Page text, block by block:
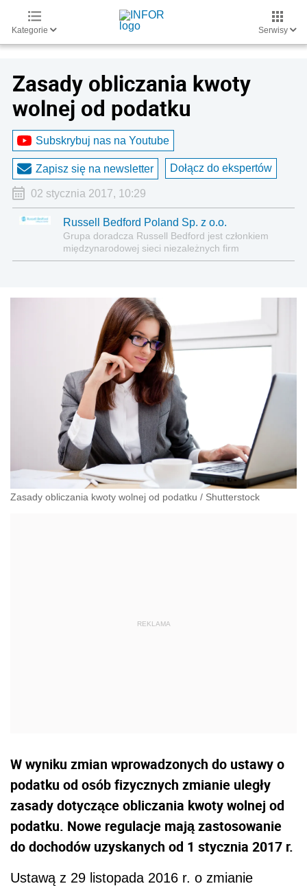
Kategorie Serwisy
Zasady obliczania kwoty
wolnej od podatku
Subskrybuj nas na Youtube
Zapisz się na newsletter Dołącz do ekspertów
02 stycznia 2017, 10:29
Russell Bedford Poland Sp. z o.o.
Grupa doradcza Russell Bedford jest członkiem
międzynarodowej sieci niezależnych firm
doradczych Russell Bedford International,
doradców biznesowych. Russell Bedford doradza
klientom w ponad 90 krajach na całym świecie.
Grupa posiada ponad 290 biur i zatrudnia ok. 7.000
profesjonalnych doradców.
Zasady obliczania kwoty wolnej od podatku / Shutterstock
W wyniku zmian wprowadzonych do ustawy o
podatku od osób fizycznych zmianie uległy
zasady dotyczące obliczania kwoty wolnej od
podatku. Nowe regulacje mają zastosowanie
do dochodów uzyskanych od 1 stycznia 2017 r.
Ustawą z 29 listopada 2016 r. o zmianie